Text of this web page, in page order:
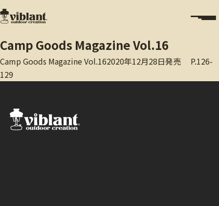
Camp Goods Magazine Vol.16
Camp Goods Magazine Vol.162020年12月28日発売 P.126-
129